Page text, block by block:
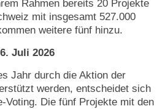
Rahmen bereits 20 Projekte
mit insgesamt 527.000
weitere fünf hinzu.
Juli 2026
Jahr durch die Aktion der
werden, entscheidet sich
Voting. Die fünf Projekte mit den